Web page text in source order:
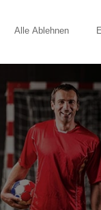
Alle Ablehnen